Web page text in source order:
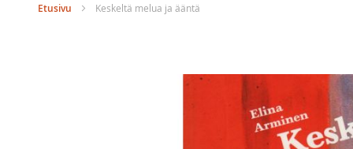
Etusivu Keskeltä melua ja ääntä